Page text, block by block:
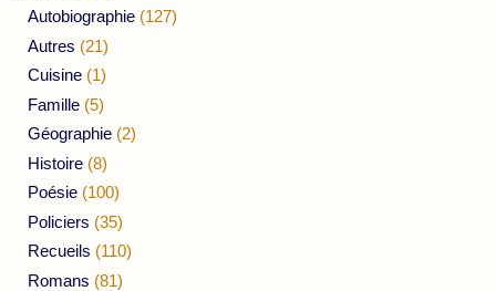
Autobiographie (127)
Autres (21)
Cuisine (1)
Famille (5)
Géographie (2)
Histoire (8)
Poésie (100)
Policiers (35)
Recueils (110)
Romans (81)